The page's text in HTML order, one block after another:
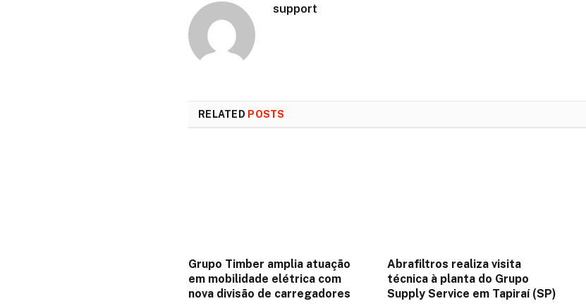
support
RELATED POSTS
Grupo Timber amplia atuação
em mobilidade elétrica com
nova divisão de carregadores
Abrafiltros realiza visita
técnica à planta do Grupo
Supply Service em Tapiraí (SP)